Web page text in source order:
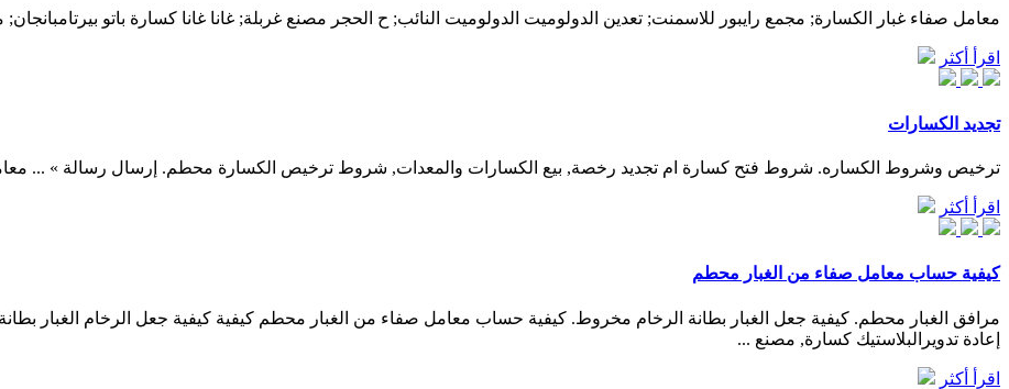
معامل صفاء غبار الكسارة; مجمع رايبور للاسمنت; تعدين الدولوميت الدولوميت النائب; ح الحجر مصنع غربلة; غانا غانا كسارة باتو
اقرأ أكثر
تجديد الكسارات
ترخيص وشروط الكساره. شروط فتح كسارة ام تجديد رخصة, بيع الكسارات والمعدات, شروط ترخيص الكسارة محطم. إرسال رسالة » ...
اقرأ أكثر
كيفية حساب معامل صفاء من الغبار محطم
مرافق الغبار محطم. كيفية جعل الغبار بطانة الرخام مخروط. كيفية حساب معامل صفاء من الغبار محطم كيفية كيفية جعل الرخام الغبار
إعادة تدويرالبلاستيك كسارة, مصنع ...
اقرأ أكثر